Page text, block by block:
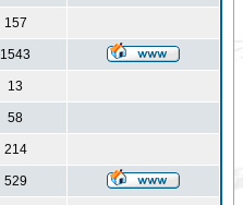
157
1543
13
58
214
529